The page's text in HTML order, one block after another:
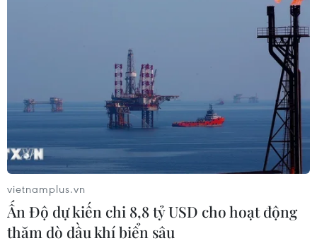
Người nhiễm COVID-19
điều trị tại nhà cần tập luyện nâng cao sức
Người nhiễm COVID-19 ngoài chăm sóc, dinh dưỡng
hợp lý, cần tập luyện tăng cường chức năng hô hấp và
vận động hàng ngày với tinh thần lạc quan để cải thiện
sức khỏe.
vietnamplus.vn
Ấn Độ dự kiến chi 8,8 tỷ USD cho hoạt động
thăm dò dầu khí biển sâu